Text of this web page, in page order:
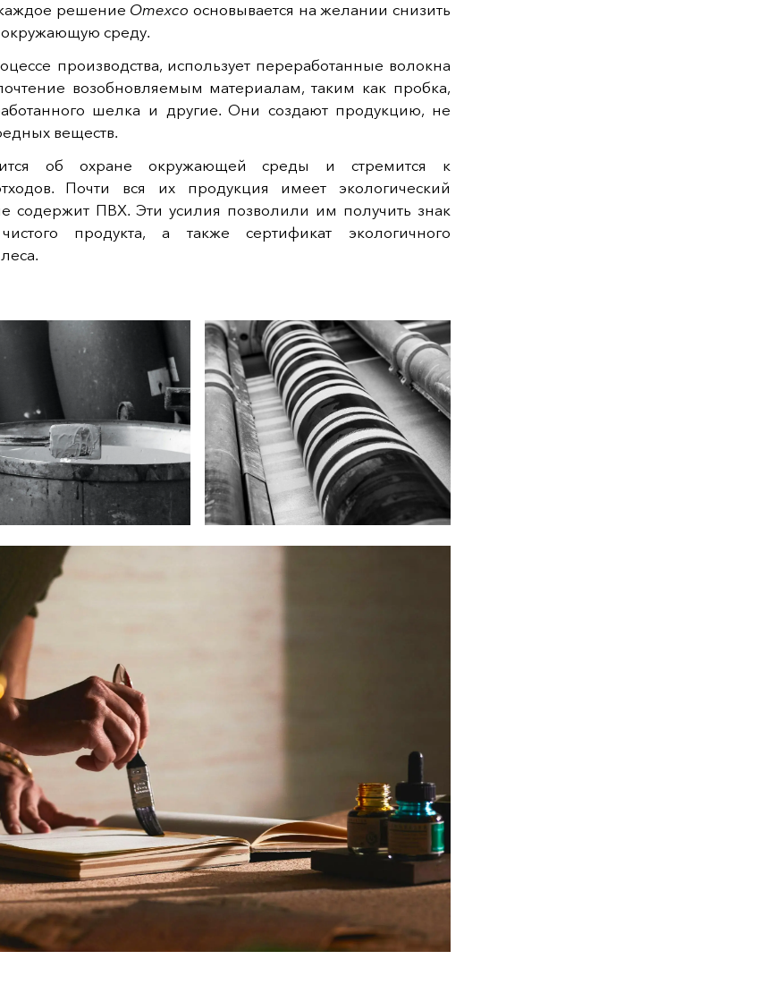
решение Omexco основывается на желании снизить
окружающую среду.
производства, использует переработанные волокна
возобновляемым материалам, таким как пробка,
шелка и другие. Они создают продукцию, не
веществ.
об охране окружающей среды и стремится к
Почти вся их продукция имеет экологический
содержит ПВХ. Эти усилия позволили им получить знак
продукта, а также сертификат экологичного